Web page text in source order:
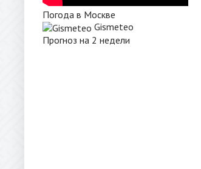
Погода в Москве
Gismeteo
Прогноз на 2 недели